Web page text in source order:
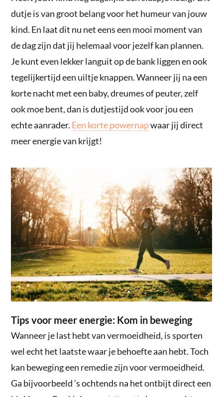
dutje is van groot belang voor het humeur van jouw
kind. En laat dit nu net eens een mooi moment van
de dag zijn dat jij helemaal voor jezelf kan plannen.
Je kunt even lekker languit op de bank liggen en ook
tegelijkertijd een uiltje knappen. Wanneer jij na een
korte nacht met een baby, dreumes of peuter, zelf
ook moe bent, dan is dutjestijd ook voor jou een
echte aanrader. Een korte powernapwaar jij direct
meer energie van krijgt!
Tips voor meer energie: Kom in beweging
Wanneer je last hebt van vermoeidheid, is sporten
wel echt het laatste waar je behoefte aan hebt. Toch
kan beweging een remedie zijn voor vermoeidheid.
Ga bijvoorbeeld ’s ochtends na het ontbijt direct een